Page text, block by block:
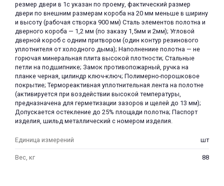
резмер двери в 1с указан по проему, фактический размер
двери по внешним размерам короба на 20 мм меньше в ширину
и высоту (рабочая створка 900 мм) Сталь элементов полотна и
дверного короба — 1,2 мм (по заказу 1,5мм и 2мм); Угловой
дверной короб с одним притвором (один контур резинового
уплотнителя от холодного дыма); Наполнениие полотна — не
горючая минеральная плита высокой плотности; Стальные
петли на подшипнике; Замок противопожарный, ручка на
планке черная, цилиндр ключ-ключ; Полимерно-порошковое
покрытие; Термореактивная уплотнительная лента на полотне
(активируется при воздействии высокой температуры,
предназначена для герметизации зазоров и щелей до 13 мм);
Допускается остекление до 25% площади полотна; Паспорт
изделия, шильд металлический с номером изделия.
Единица измерений шт
Вес, кг 88
раз в 2 недели